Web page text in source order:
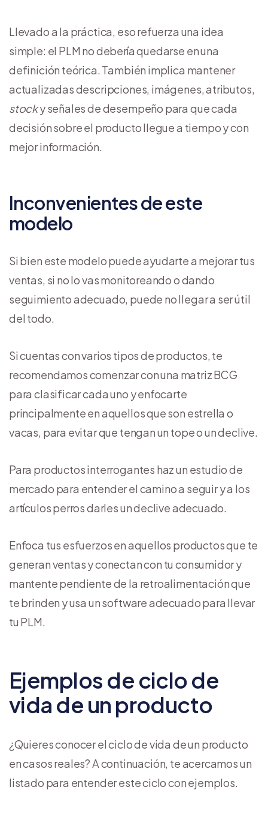
Llevado a la práctica, eso refuerza una idea
simple: el PLM no debería quedarse en una
definición teórica. También implica mantener
actualizadas descripciones, imágenes, atributos,
stocky señales de desempeño para que cada
decisión sobre el producto llegue a tiempo y con
mejor información.
Inconvenientes de este
modelo
Si bien este modelo puede ayudarte a mejorar tus
ventas, si no lo vas monitoreando o dando
seguimiento adecuado, puede no llegar a ser útil
del todo.
Si cuentas con varios tipos de productos, te
recomendamos comenzar con una matriz BCG
para clasificar cada uno y enfocarte
principalmente en aquellos que son estrella o
vacas, para evitar que tengan un tope o un declive.
Para productos interrogantes haz un estudio de
mercado para entender el camino a seguir y a los
artículos perros darles un declive adecuado.
Enfoca tus esfuerzos en aquellos productos que te
generan ventas y conectan con tu consumidor y
mantente pendiente de la retroalimentación que
te brinden y usa un software adecuado para llevar
tu PLM.
Ejemplos de ciclo de
vida de un producto
¿Quieres conocer el ciclo de vida de un producto
en casos reales? A continuación, te acercamos un
listado para entender este ciclo con ejemplos.